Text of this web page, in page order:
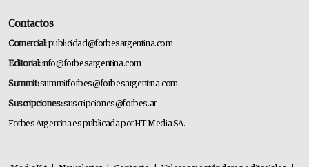
Contactos
Comercial:publicidad@forbesargentina.com
Editorial:info@forbesargentina.com
Summit:summitforbes@forbesargentina.com
Suscripciones:suscripciones@forbes.ar
Forbes Argentina es publicada por HT Media SA.